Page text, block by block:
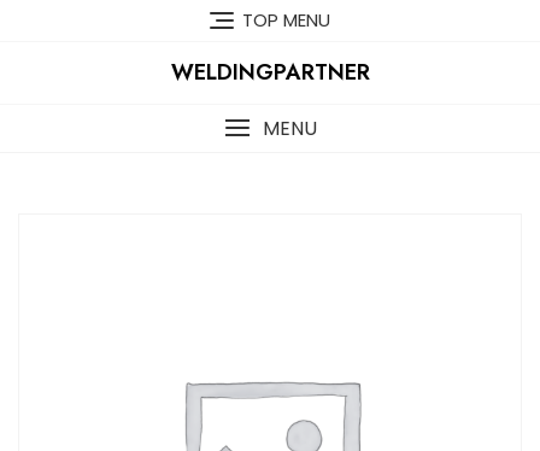
TOP MENU
WELDINGPARTNER
MENU